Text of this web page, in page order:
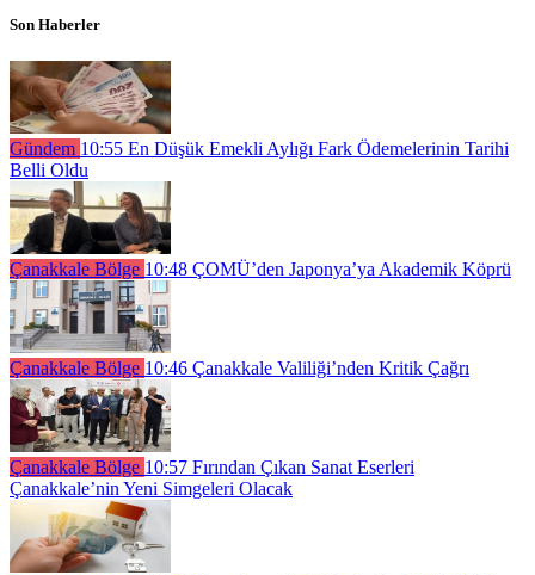
Son Haberler
Gündem 10:55 En Düşük Emekli Aylığı Fark Ödemelerinin Tarihi
Belli Oldu
Çanakkale Bölge 10:48 ÇOMÜ’den Japonya’ya Akademik Köprü
Çanakkale Bölge 10:46 Çanakkale Valiliği’nden Kritik Çağrı
Çanakkale Bölge 10:57 Fırından Çıkan Sanat Eserleri
Çanakkale’nin Yeni Simgeleri Olacak